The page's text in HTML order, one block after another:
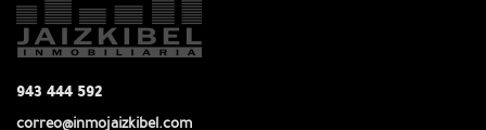
943 444 592
correo@inmojaizkibel.com